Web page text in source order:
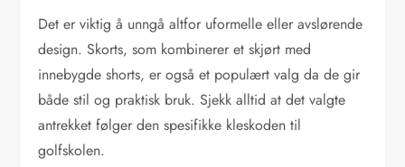
Det er viktig å unngå altfor uformelle eller avslørende
design. Skorts, som kombinerer et skjørt med
innebygde shorts, er også et populært valg da de gir
både stil og praktisk bruk. Sjekk alltid at det valgte
antrekket følger den spesifikke kleskoden til
golfskolen.